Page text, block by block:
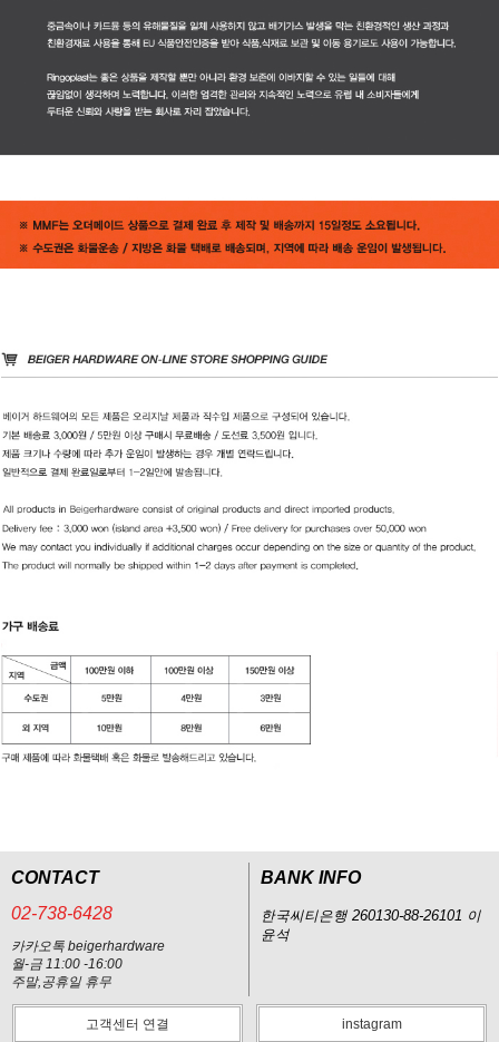
CONTACT
02-738-6428
카카오톡 beigerhardware
월-금 11:00 -16:00
주말,공휴일 휴무
BANK INFO
한국씨티은행 260130-88-26101 이
윤석
고객센터 연결 instagram